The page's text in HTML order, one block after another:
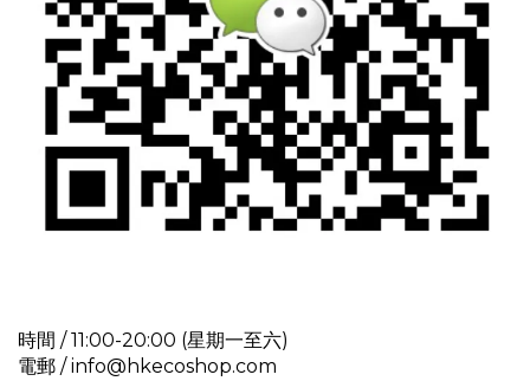
時間 / 11:00-20:00 (星期一至六)
電郵 / info@hkecoshop.com